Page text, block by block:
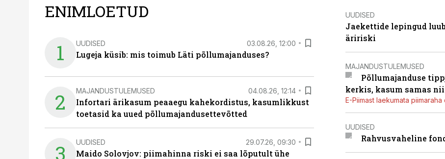
ENIMLOETUD
1 UUDISED 03.08.26, 12:00
Lugeja küsib: mis toimub Läti põllumajanduses?
2 MAJANDUSTULEMUSED 04.08.26, 12:14
Infortari ärikasum peaaegu kahekordistus, kasumlikkust
toetasid ka uued põllumajandusettevõtted
3 UUDISED 29.07.26, 09:30
Maido Solovjov: piimahinna riski ei saa lõputult ühe
UUDISED
Jaekettide lepingud
äririski
MAJANDUSTULEMUSED
Põllumajanduse
kerkis, kasum samas
E-Piimast laekumata
UUDISED
Rahvusvaheline